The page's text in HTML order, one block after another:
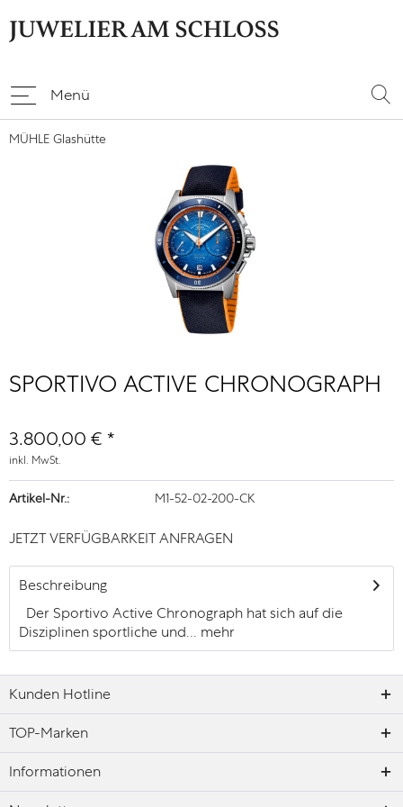
Menü
MÜHLE Glashütte
SPORTIVO ACTIVE CHRONOGRAPH
3.800,00 € *
inkl. MwSt.
Artikel-Nr.: M1-52-02-200-CK
JETZT VERFÜGBARKEIT ANFRAGEN
Beschreibung
Der Sportivo Active Chronograph hat sich auf die
Disziplinen sportliche und... mehr
Kunden Hotline
TOP-Marken
Informationen